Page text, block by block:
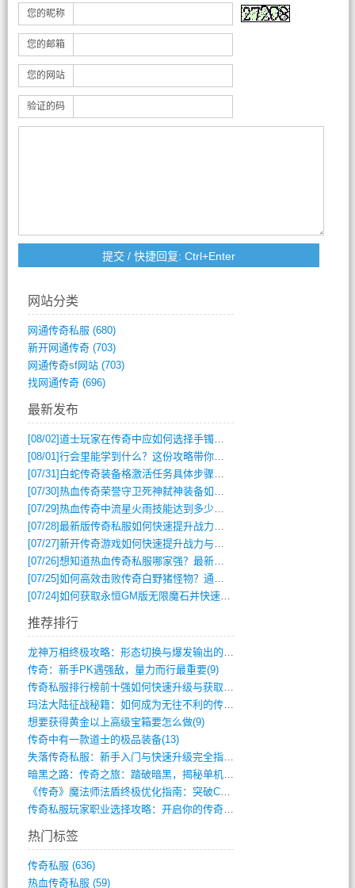
您的昵称
您的邮箱
您的网站
验证的码
网站分类
网通传奇私服 (680)
新开网通传奇(703)
网通传奇sf网站(703)
找网通传奇(696)
最新发布
[08/02]道士玩家在传奇中应如何选择手镯装备？
[08/01]行会里能学到什么？这份攻略带你全掌握
[07/31] 白蛇传奇装备格激活任务具体步骤是什么？如何完成？
[07/30]热血传奇荣誉守卫死神弑神装备如何获取与佩戴攻略？
[07/29]热血传奇中流星火雨技能达到多少级可以开始练装备？
[07/28]最新版传奇私服如何快速提升战力与获取稀有装备？
[07/27]新开传奇游戏如何快速提升战力与获取稀有装备？
[07/26]想知道热血传奇私服哪家强？最新排行榜攻略全解析
[07/25]如何高效击败传奇白野猪怪物？通关技巧全解析
[07/24]如何获取永恒GM版无限魔石并快速提升战力？
推荐排行
龙神万相终极攻略：形态切换与爆发输出的艺(411)
传奇：新手PK遇强敌，量力而行最重要(9)
传奇私服排行榜前十强如何快速升级与获取稀(744)
玛法大陆征战秘籍：如何成为无往不利的传奇(10)
想要获得黄金以上高级宝箱要怎么做(9)
传奇中有一款道士的极品装备(13)
失落传奇私服：新手入门与快速升级完全指南(895)
暗黑之路：传奇之旅：踏破暗黑，揭秘单机传(355)
《传奇》魔法师法盾终极优化指南：突破CD(316)
传奇私服玩家职业选择攻略：开启你的传奇之(15)
热门标签
传奇私服 (636)
热血传奇私服 (59)